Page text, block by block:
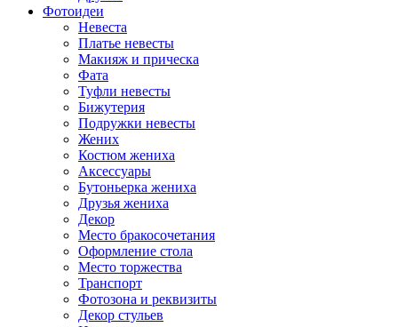
Фотоидеи
Невеста
Платье невесты
Макияж и прическа
Фата
Туфли невесты
Бижутерия
Подружки невесты
Жених
Костюм жениха
Аксессуары
Бутоньерка жениха
Друзья жениха
Декор
Место бракосочетания
Оформление стола
Место торжества
Транспорт
Фотозона и реквизиты
Декор стульев